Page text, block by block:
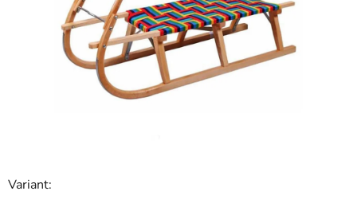
Variant:
hviezdičiek.